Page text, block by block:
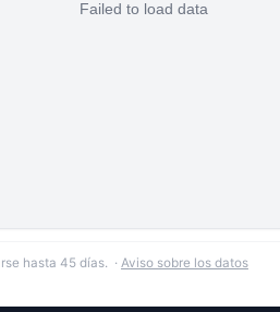
hasta 45 días. · Aviso sobre los datos